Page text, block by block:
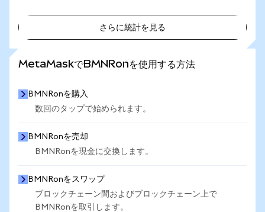
さらに統計を見る
MetaMaskでBMNRonを使用する方法
BMNRonを購入
数回のタップで始められます。
BMNRonを売却
BMNRonを現金に交換します。
BMNRonをスワップ
ブロックチェーン間およびブロックチェーン上で
BMNRonを取引します。